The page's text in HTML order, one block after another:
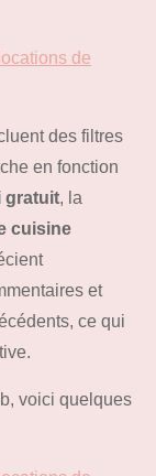
de
des filtres
en fonction
gratuit, la
cuisine
et
ce qui
voici quelques